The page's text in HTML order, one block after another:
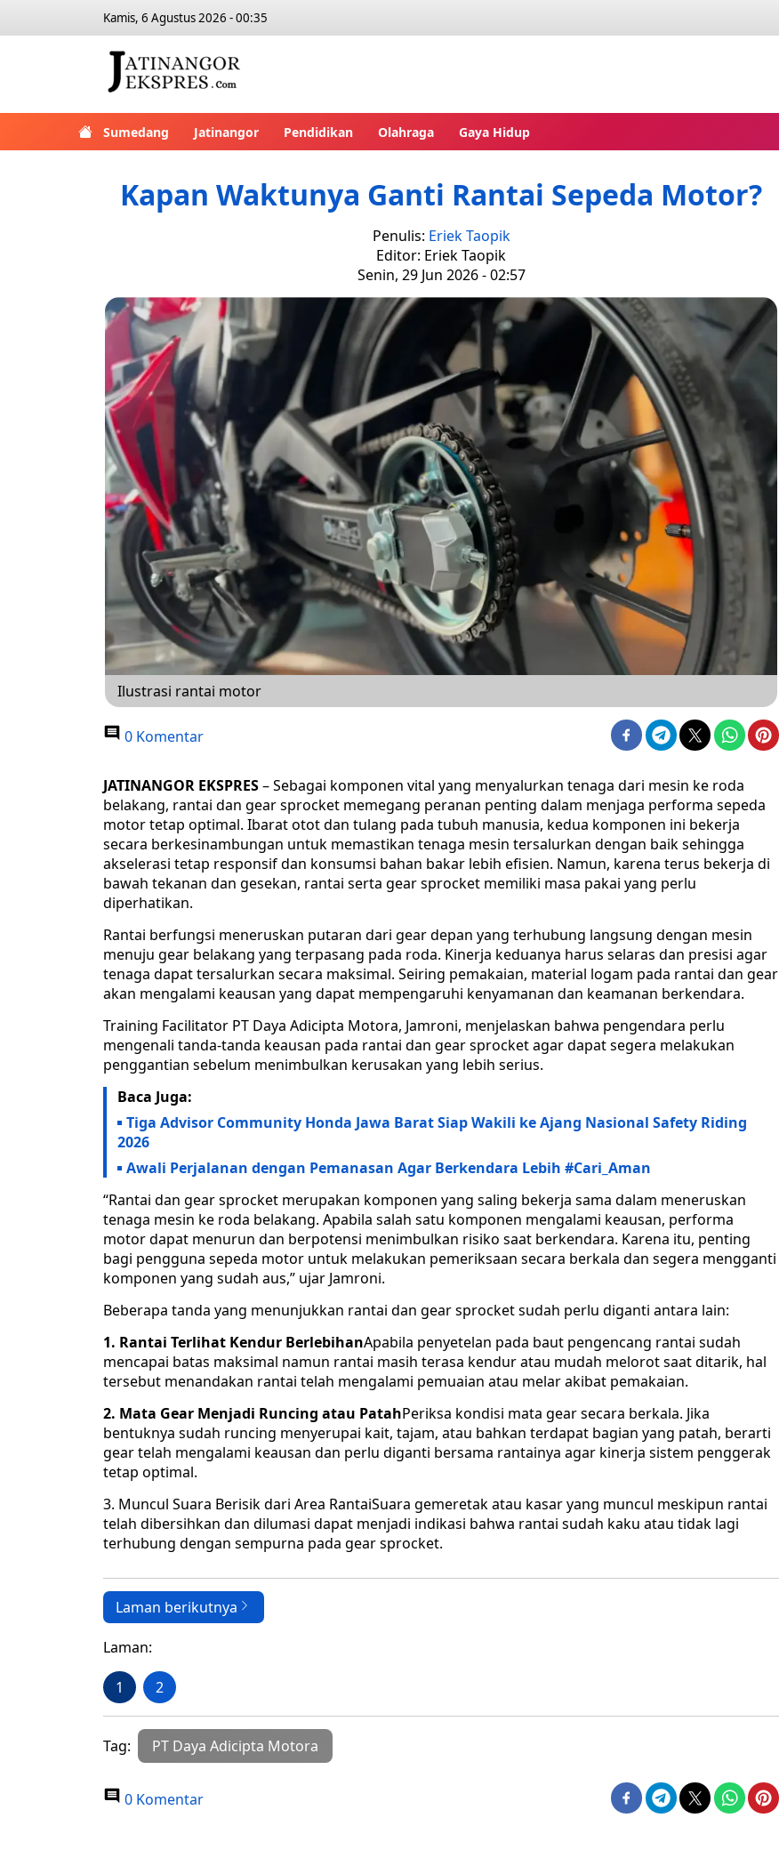
Kamis, 6 Agustus 2026 - 00:35
Sumedang Jatinangor Pendidikan Olahraga Gaya Hidup
Kapan Waktunya Ganti Rantai Sepeda Motor?
Penulis: Eriek Taopik
Editor: Eriek Taopik
Senin, 29 Jun 2026 - 02:57
Ilustrasi rantai motor
0 Komentar
JATINANGOR EKSPRES– Sebagai komponen vital yang menyalurkan tenaga dari mesin ke roda
belakang, rantai dan gear sprocket memegang peranan penting dalam menjaga performa sepeda
motor tetap optimal. Ibarat otot dan tulang pada tubuh manusia, kedua komponen ini bekerja
secara berkesinambungan untuk memastikan tenaga mesin tersalurkan dengan baik sehingga
akselerasi tetap responsif dan konsumsi bahan bakar lebih efisien. Namun, karena terus bekerja di
bawah tekanan dan gesekan, rantai serta gear sprocket memiliki masa pakai yang perlu
diperhatikan.
Rantai berfungsi meneruskan putaran dari gear depan yang terhubung langsung dengan mesin
menuju gear belakang yang terpasang pada roda. Kinerja keduanya harus selaras dan presisi agar
tenaga dapat tersalurkan secara maksimal. Seiring pemakaian, material logam pada rantai dan gear
akan mengalami keausan yang dapat mempengaruhi kenyamanan dan keamanan berkendara.
Training Facilitator PT Daya Adicipta Motora, Jamroni, menjelaskan bahwa pengendara perlu
mengenali tanda-tanda keausan pada rantai dan gear sprocket agar dapat segera melakukan
penggantian sebelum menimbulkan kerusakan yang lebih serius.
Baca Juga:
Tiga Advisor Community Honda Jawa Barat Siap Wakili ke Ajang Nasional Safety Riding
2026
Awali Perjalanan dengan Pemanasan Agar Berkendara Lebih #Cari_Aman
“Rantai dan gear sprocket merupakan komponen yang saling bekerja sama dalam meneruskan
tenaga mesin ke roda belakang. Apabila salah satu komponen mengalami keausan, performa
motor dapat menurun dan berpotensi menimbulkan risiko saat berkendara. Karena itu, penting
bagi pengguna sepeda motor untuk melakukan pemeriksaan secara berkala dan segera mengganti
komponen yang sudah aus,” ujar Jamroni.
Beberapa tanda yang menunjukkan rantai dan gear sprocket sudah perlu diganti antara lain:
1. Rantai Terlihat Kendur BerlebihanApabila penyetelan pada baut pengencang rantai sudah
mencapai batas maksimal namun rantai masih terasa kendur atau mudah melorot saat ditarik, hal
tersebut menandakan rantai telah mengalami pemuaian atau melar akibat pemakaian.
2. Mata Gear Menjadi Runcing atau PatahPeriksa kondisi mata gear secara berkala. Jika
bentuknya sudah runcing menyerupai kait, tajam, atau bahkan terdapat bagian yang patah, berarti
gear telah mengalami keausan dan perlu diganti bersama rantainya agar kinerja sistem penggerak
tetap optimal.
3. Muncul Suara Berisik dari Area RantaiSuara gemeretak atau kasar yang muncul meskipun rantai
telah dibersihkan dan dilumasi dapat menjadi indikasi bahwa rantai sudah kaku atau tidak lagi
terhubung dengan sempurna pada gear sprocket.
Laman berikutnya
Laman:
1 2
Tag: PT Daya Adicipta Motora
0 Komentar